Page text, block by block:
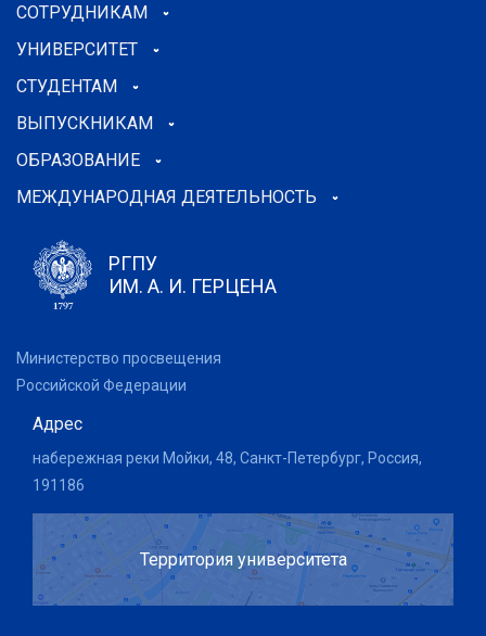
СОТРУДНИКАМ
УНИВЕРСИТЕТ
СТУДЕНТАМ
ВЫПУСКНИКАМ
ОБРАЗОВАНИЕ
МЕЖДУНАРОДНАЯ ДЕЯТЕЛЬНОСТЬ
РГПУ
ИМ. А. И. ГЕРЦЕНА
Министерство просвещения
Российской Федерации
Адрес
набережная реки Мойки, 48, Санкт-Петербург, Россия,
191186
Территория университета